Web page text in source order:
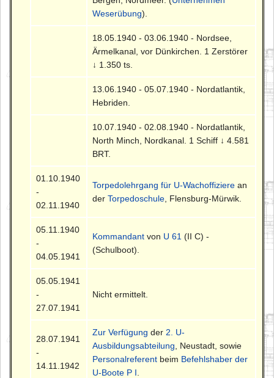
Weserübung).
18.05.1940 - 03.06.1940 - Nordsee,
Ärmelkanal, vor Dünkirchen. 1 Zerstörer
↓ 1.350 ts.
13.06.1940 - 05.07.1940 - Nordatlantik,
Hebriden.
10.07.1940 - 02.08.1940 - Nordatlantik,
North Minch, Nordkanal. 1 Schiff ↓ 4.581
BRT.
01.10.1940
-
02.11.1940
Torpedolehrgang für U-Wachoffiziere an
derTorpedoschule , Flensburg-Mürwik.
05.11.1940
-
04.05.1941
Kommandant von U 61 (II C) -
(Schulboot).
05.05.1941
-
27.07.1941
Nicht ermittelt.
28.07.1941
-
14.11.1942
Zur Verfügung der 2. U-
Ausbildungsabteilung , Neustadt, sowie
Personalreferent beim Befehlshaber der
U-Boote P I